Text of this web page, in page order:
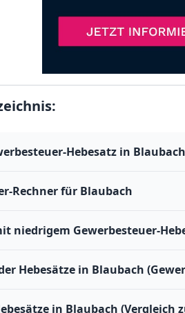
Hebesatz in Blaubach
Rechner für Blaubach
niedrigem Gewerbesteuer-
Hebesätze in Blaubach
in Blaubach